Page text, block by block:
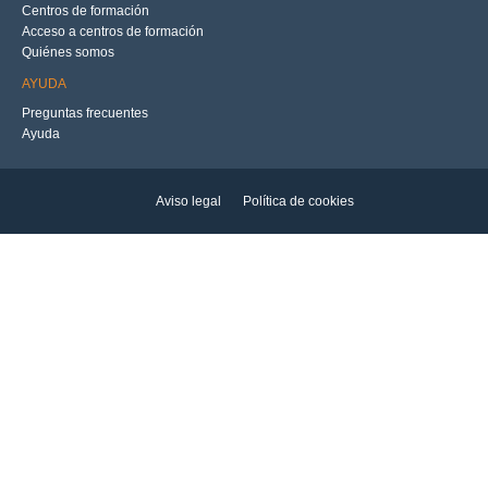
Centros de formación
Acceso a centros de formación
Quiénes somos
AYUDA
Preguntas frecuentes
Ayuda
Aviso legal Política de cookies